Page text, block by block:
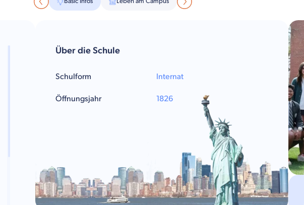
Über die Schule
Schulform
Öffnungsjahr
Internat
1826